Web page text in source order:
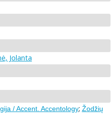
Jolanta
/ Accent. Accentology; Žodžių